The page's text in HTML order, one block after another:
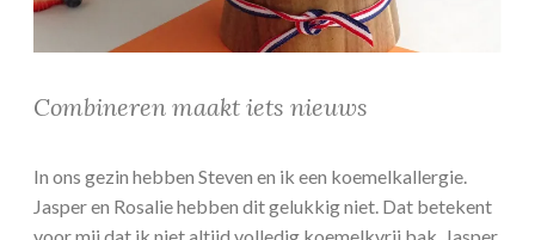
Combineren maakt iets nieuws
In ons gezin hebben Steven en ik een koemelkallergie.
Jasper en Rosalie hebben dit gelukkig niet. Dat betekent